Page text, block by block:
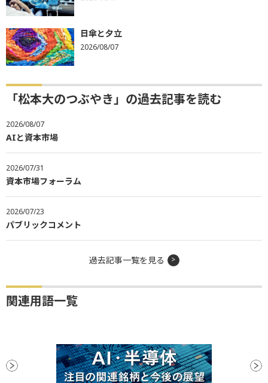
日傘と夕立
2026/08/07
「松本大のつぶやき」の過去記事を読む
2026/08/07
AIと資本市場
2026/07/31
資本市場フォーラム
2026/07/23
パブリックコメント
過去記事一覧を見る
関連用語一覧